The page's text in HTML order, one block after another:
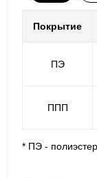
Покрытие
ПЭ
ППП
* ПЭ -